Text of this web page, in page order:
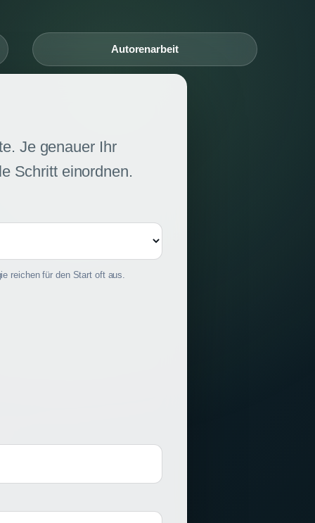
Autorenarbeit
Je genauer Ihr
Schritt einordnen.
reichen für den Start oft aus.